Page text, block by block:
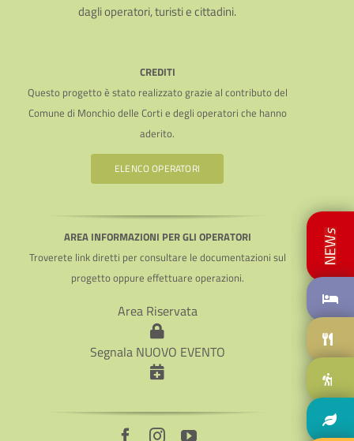
dagli operatori, turisti e cittadini.
CREDITI
Questo progetto è stato realizzato grazie al contributo del
Comune di Monchio delle Corti e degli operatori che hanno
aderito.
ELENCO OPERATORI
AREA INFORMAZIONI PER GLI OPERATORI
Troverete link diretti per consultare le documentazioni sul
progetto oppure effettuare operazioni.
Area Riservata
Segnala NUOVO EVENTO